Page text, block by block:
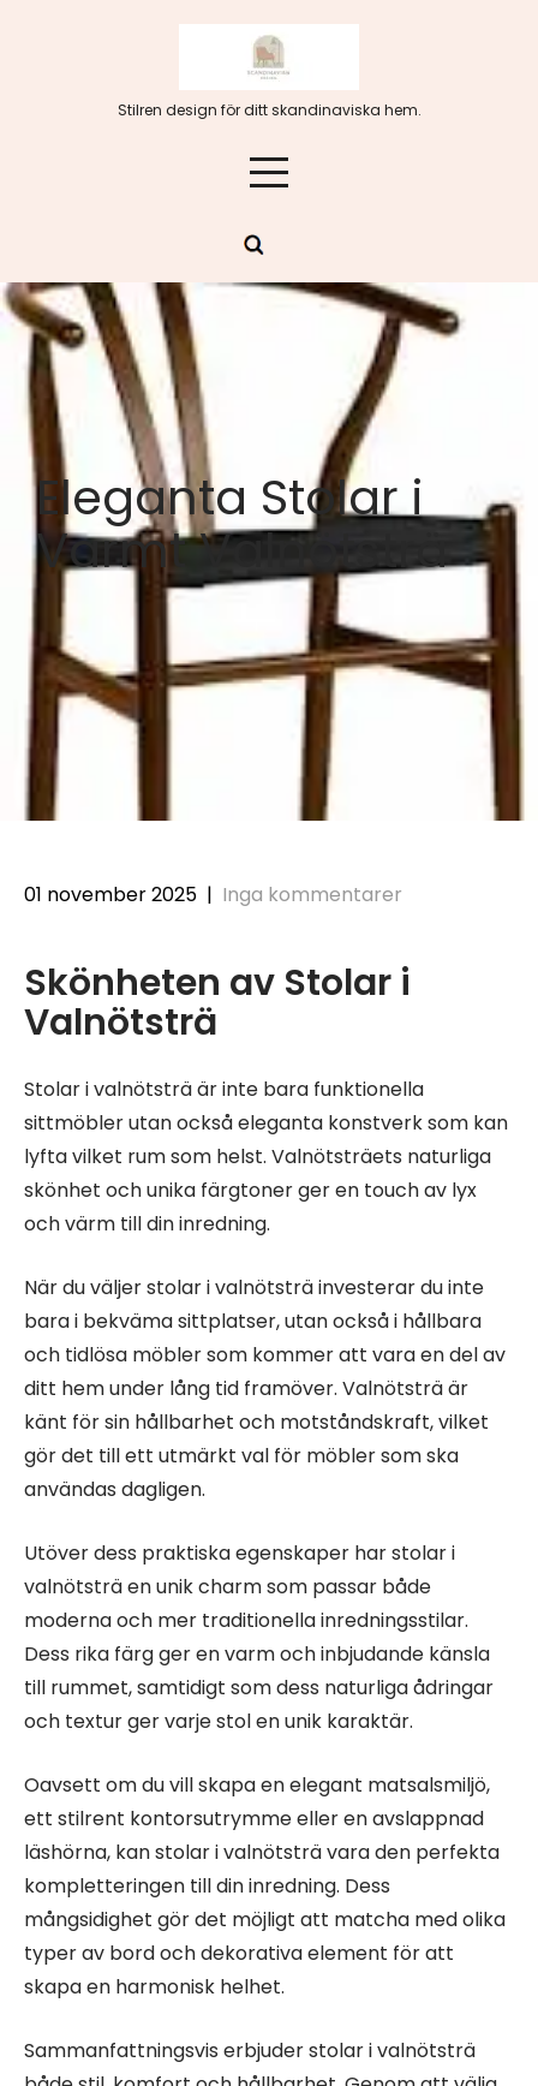
Stilren design för ditt skandinaviska hem.
Eleganta Stolar i
Varmt Valnötsträ
01 november 2025 | Inga kommentarer
Skönheten av Stolar i
Valnötsträ
Stolar i valnötsträ är inte bara funktionella
sittmöbler utan också eleganta konstverk som kan
lyfta vilket rum som helst. Valnötsträets naturliga
skönhet och unika färgtoner ger en touch av lyx
och värm till din inredning.
När du väljer stolar i valnötsträ investerar du inte
bara i bekväma sittplatser, utan också i hållbara
och tidlösa möbler som kommer att vara en del av
ditt hem under lång tid framöver. Valnötsträ är
känt för sin hållbarhet och motståndskraft, vilket
gör det till ett utmärkt val för möbler som ska
användas dagligen.
Utöver dess praktiska egenskaper har stolar i
valnötsträ en unik charm som passar både
moderna och mer traditionella inredningsstilar.
Dess rika färg ger en varm och inbjudande känsla
till rummet, samtidigt som dess naturliga ådringar
och textur ger varje stol en unik karaktär.
Oavsett om du vill skapa en elegant matsalsmiljö,
ett stilrent kontorsutrymme eller en avslappnad
läshörna, kan stolar i valnötsträ vara den perfekta
kompletteringen till din inredning. Dess
mångsidighet gör det möjligt att matcha med olika
typer av bord och dekorativa element för att
skapa en harmonisk helhet.
Sammanfattningsvis erbjuder stolar i valnötsträ